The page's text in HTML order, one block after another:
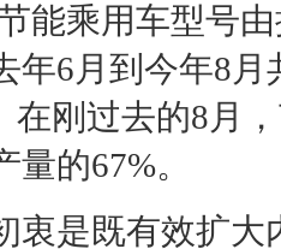
能乘用车型号
年6月到今年8
刚过去的8月，
的67%。
衷是既有效扩